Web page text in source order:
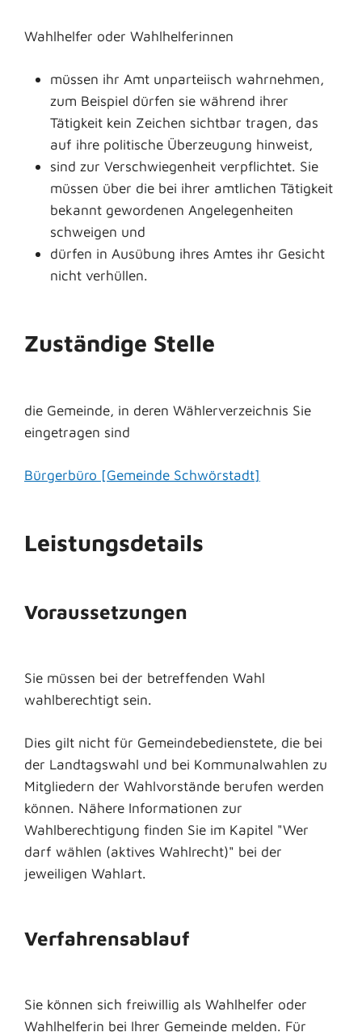
Wahlhelfer oder Wahlhelferinnen
müssen ihr Amt unparteiisch wahrnehmen,
zum Beispiel dürfen sie während ihrer
Tätigkeit kein Zeichen sichtbar tragen, das
auf ihre politische Überzeugung hinweist,
sind zur Verschwiegenheit verpflichtet. Sie
müssen über die bei ihrer amtlichen Tätigkeit
bekannt gewordenen Angelegenheiten
schweigen und
dürfen in Ausübung ihres Amtes ihr Gesicht
nicht verhüllen.
Zuständige Stelle
die Gemeinde, in deren Wählerverzeichnis Sie
eingetragen sind
Bürgerbüro [Gemeinde Schwörstadt]
Leistungsdetails
Voraussetzungen
Sie müssen bei der betreffenden Wahl
wahlberechtigt sein.
Dies gilt nicht für Gemeindebedienstete, die bei
der Landtagswahl und bei Kommunalwahlen zu
Mitgliedern der Wahlvorstände berufen werden
können. Nähere Informationen zur
Wahlberechtigung finden Sie im Kapitel "Wer
darf wählen (aktives Wahlrecht)" bei der
jeweiligen Wahlart.
Verfahrensablauf
Sie können sich freiwillig als Wahlhelfer oder
Wahlhelferin bei Ihrer Gemeinde melden. Für